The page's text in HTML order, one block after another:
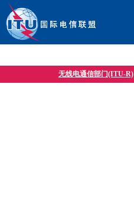
无线电通信部门(ITU-R)